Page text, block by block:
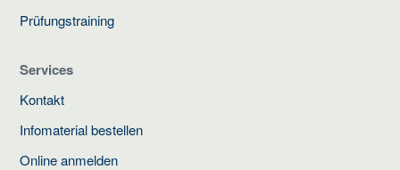
Prüfungstraining
Services
Kontakt
Infomaterial bestellen
Online anmelden